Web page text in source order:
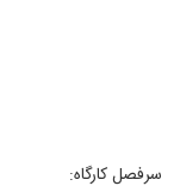
سرفصل کارگاه: